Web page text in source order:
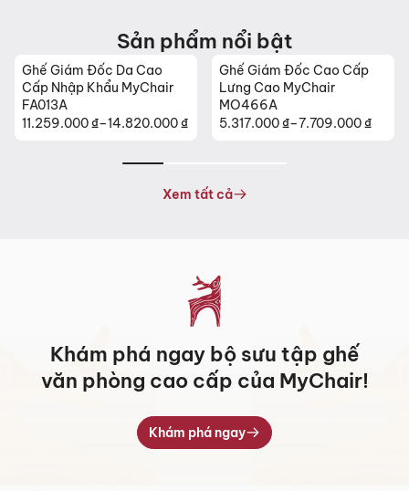
Sản phẩm nổi bật
Ghế Giám Đốc Da Cao
Cấp Nhập Khẩu MyChair
FA013A
11.259.000₫–14.820.000₫
Khoảng
Ghế Giám Đốc Cao Cấp
Lưng Cao MyChair
MO466A
5.317.000₫–7.709.000₫
Khoảng
5.317.000 ₫
Xem tất cả
Khám phá ngay bộ sưu tập ghế
văn phòng cao cấp của MyChair!
Khám phá ngay